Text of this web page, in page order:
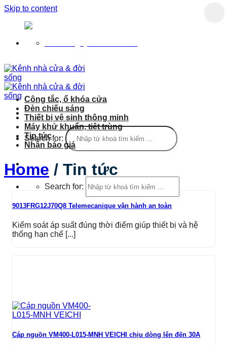
Skip to content
Search for:
Login
Search for:
Công tắc, ổ khóa cửa
Đèn chiếu sáng
Thiết bị vệ sinh thông minh
Máy khử khuẩn, tiệt trùng
Tin tức
Nhận báo giá
Home / Tin tức
9013FRG12J70Q8 Telemecanique vận hành an toàn
Kiểm soát áp suất đúng thời điểm giúp thiết bị và hệ
thống hạn chế [...]
Cáp nguồn VM400-L015-MNH VEICHI chịu dòng lên đến 30A